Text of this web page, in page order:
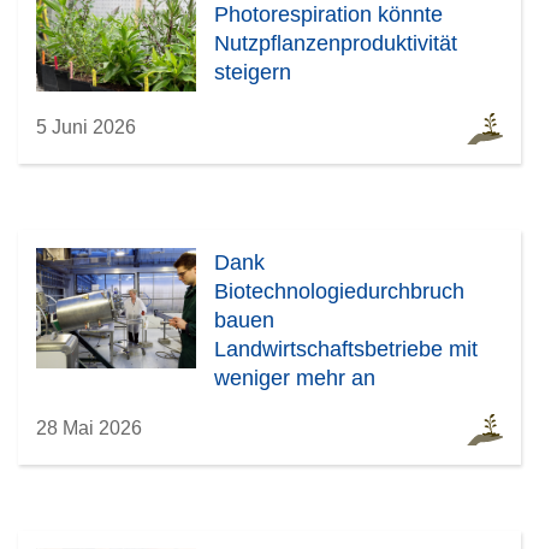
Photorespiration könnte
Nutzpflanzenproduktivität
steigern
5 Juni 2026
Dank
Biotechnologiedurchbruch
bauen
Landwirtschaftsbetriebe mit
weniger mehr an
28 Mai 2026